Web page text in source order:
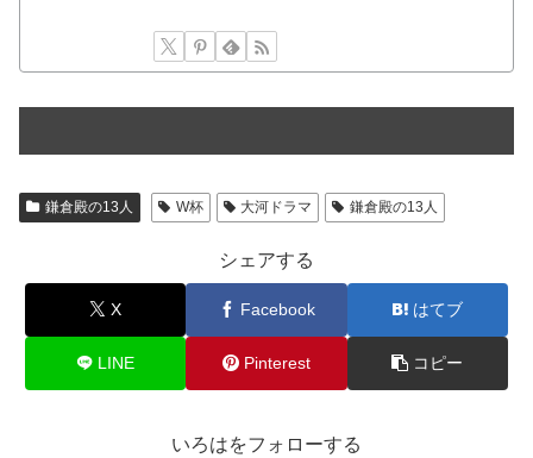
鎌倉殿の13人 W杯 大河ドラマ 鎌倉殿の13人
シェアする
X Facebook はてブ
LINE Pinterest コピー
いろはをフォローする